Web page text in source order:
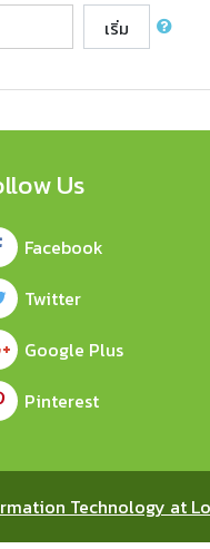
เริ่ม
Us
Facebook
Twitter
Google Plus
Pinterest
Technology at